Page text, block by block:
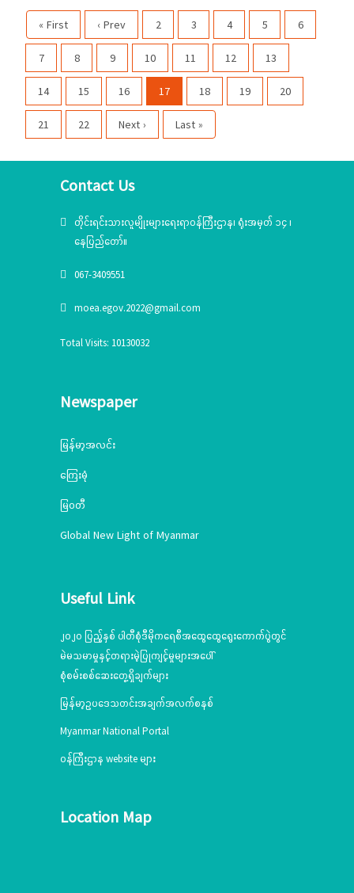
နာရီအချိန်တွင် ရန်ကုန်တိုင်းဒေသကြီး၊ တိုက်ကြီးမြို့နယ်၊ ရှမ်း
ကျောင်းကြီးကျေးရွာ၊ ရှမ်းကျောင်းကြီးဘုန်းကြီးကျောင်း၌ ကျင်းပ
ပြုလုပ်ခဲ့ပါသည်။&nbsp; ပထမဦးစွာ ရန်ကုန်တိုင်းဒေသကြီး
တိုင်းရင်းသားရေးရာဝန်ကြီး ဦးစောဂျက်ကော့ထူးက&nbsp; မြန်မာ့
လက်မှုထည်လုပ်ငန်းများအတွက် ဒေသထွက်ကုန်ကြမ်းများကို
အခြေခံသည့် အသေးစား၊ အငယ်စား၊ အလတ်စား စီးပွားရေးလုပ်ငန်း
(MSME) များကို ရေရှည်အာမခံချက်ရှိအောင် အားပေး ကူညီပြီး
နိုင်ငံတော်၏ ထုတ်ကုန်များစွာ ထုတ်လုပ်နိုင်သည့် အလုပ်အကိုင်
မှာကြားခဲ့ပါသည်။ ထို့နောက် တိုင်းရင်းသားအခွင့်အရေးများကာကွယ်
ရုံးမှ ဒုတိယညွှန်ကြားရေးမှူး၊ ဒေါ်ဖြူဖြူဝင်းက ဝန်ကြီးဌာန
အကြောင်း မိတ်ဆက်ခြင်းနှင့် သင်တန်းဖွင့်လှစ်ရခြင်းနှင့်ပတ်သက်၍
အခွင့်အလမ်းများရရှိ၍ လူမှုစီးပွား ဘဝဖွံ့ဖြိုးတိုးတက်စေရန်
စောင့်ရှောက်ကြ စေရန်၊ ဒေသထွက်ကုန်ကြမ်းများကို နည်းပညာ
ကောင်းမျိုးသန့်ရွေးချယ် စိုက်ပျိုးနိုင်ရန်နှင့် အဆင့်မြင့်နည်းပညာဖြင့်
ကြားခဲ့ပါသည်။&nbsp; &nbsp;&nbsp;ဆက်လက်၍ တိုက်ကြီး
အပေါ်&nbsp; ကျေးဇူးတင်စကားပြောကြားခဲ့ပါသည်။ ထို့နောက်
တိုက်ကြီးမြို့နယ်ရှမ်းစာပေနှင့် ယဉ်ကျေးမှု အသင်းဥက္ကဌ ဦးစိုင်း
ကျော်ထူးမှ ရှမ်းရိုးရာယဉ်ကျေးမှုများမပပျောက်စေရန် ဆက်လက်
ထိန်း သိမ်းသွားရန် အရေးကြီးကြောင်း ပြောကြားခဲ့ပါသည်။
&nbsp;&nbsp; အဆိုပါ သင်တန်းများကို&nbsp; (၉-၈-၂၀၂၃)
ပေးသွားမည်ဖြစ်ပြီး သင်တန်းသား၊ သင်တန်းသူ(၄၀) ဦး တက်ရောက်
« First ‹ Prev 2 3 4 5 6
7 8 9 10 11 12 13
14 15 16 17 18 19 20
21 22 Next › Last »
Contact Us
တိုင်းရင်းသားလူမျိုးများရေးရာဝန်ကြီးဌာန၊ ရုံးအမှတ် ၁၄ ၊
နေပြည်တော်။
067-3409551
moea.egov.2022@gmail.com
Total Visits: 10130032
Newspaper
မြန်မာ့အလင်း
ကြေးမုံ
မြဝတီ
Global New Light of Myanmar
Useful Link
၂၀၂၀ ပြည့်နှစ် ပါတီစုံဒီမိုကရေစီအထွေထွေရွေးကောက်ပွဲတွင်
မဲမသမာမှုနှင့်တရားမဲ့ပြုကျင့်မှုများအပေါ်
စုံစမ်းစစ်ဆေးတွေ့ရှိချက်များ
မြန်မာ့ဥပဒေသတင်းအချက်အလက်စနစ်
Myanmar National Portal
ဝန်ကြီးဌာန website များ
Location Map